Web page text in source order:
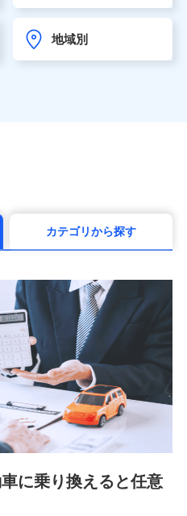
会社
保険株式会社
）
会社
）
）
(https://www.metlife.co.jp/)
(https://kailash.co.jp/)
会社 (https://www.i-
会社 (https://www.sbipet-
険株式会社
株式会社
)
地域別
カテゴリから探す
に乗り換えると任意